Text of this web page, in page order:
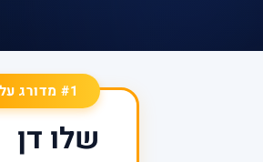
#1 מדורג עליון
שלו דן